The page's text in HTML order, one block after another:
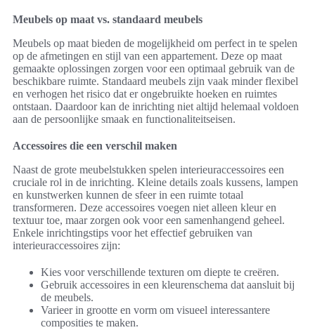
Meubels op maat vs. standaard meubels
Meubels op maat bieden de mogelijkheid om perfect in te spelen
op de afmetingen en stijl van een appartement. Deze op maat
gemaakte oplossingen zorgen voor een optimaal gebruik van de
beschikbare ruimte. Standaard meubels zijn vaak minder flexibel
en verhogen het risico dat er ongebruikte hoeken en ruimtes
ontstaan. Daardoor kan de inrichting niet altijd helemaal voldoen
aan de persoonlijke smaak en functionaliteitseisen.
Accessoires die een verschil maken
Naast de grote meubelstukken spelen interieuraccessoires een
cruciale rol in de inrichting. Kleine details zoals kussens, lampen
en kunstwerken kunnen de sfeer in een ruimte totaal
transformeren. Deze accessoires voegen niet alleen kleur en
textuur toe, maar zorgen ook voor een samenhangend geheel.
Enkele inrichtingstips voor het effectief gebruiken van
interieuraccessoires zijn:
Kies voor verschillende texturen om diepte te creëren.
Gebruik accessoires in een kleurenschema dat aansluit bij
de meubels.
Varieer in grootte en vorm om visueel interessantere
composities te maken.